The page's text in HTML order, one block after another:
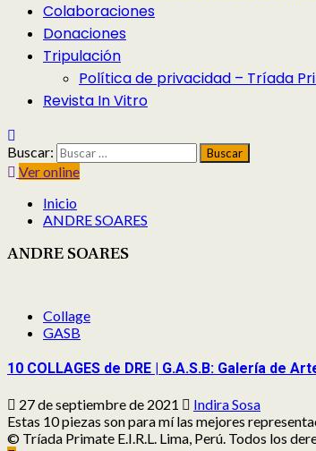
Colaboraciones
Donaciones
Tripulación
Política de privacidad – Tríada
Revista In Vitro
Buscar:
Ver online
Inicio
ANDRE SOARES
ANDRE SOARES
Collage
GASB
10 COLLAGES de DRE | G.A.S.B: Galería de
27 de septiembre de 2021
Indira Sosa
Estas 10 piezas son para mí las mejores
© Tríada Primate E.I.R.L. Lima, Perú. Todos los